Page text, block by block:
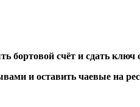
бортовой счёт и сдать
и оставить чаевые на